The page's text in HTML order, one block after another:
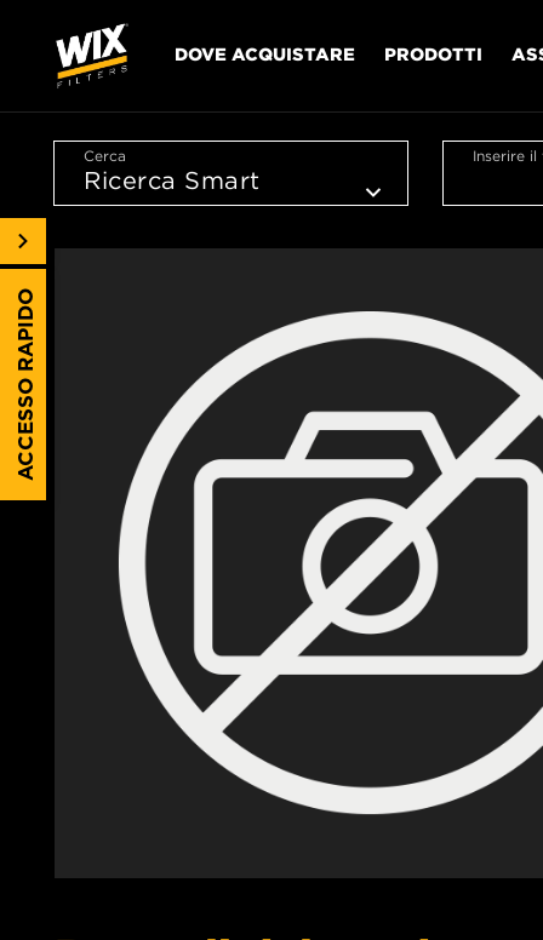
DOVE ACQUISTARE PRODOTTI
Cerca Inserire
ACCESSO RAPIDO